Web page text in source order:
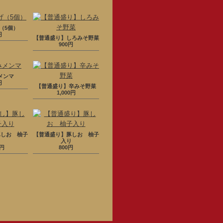
5個）
【普通盛り】しろみそ野菜
900円
ンマ
【普通盛り】辛みそ野菜
1,000円
しお 柚子
【普通盛り】豚しお 柚子
入り
800円